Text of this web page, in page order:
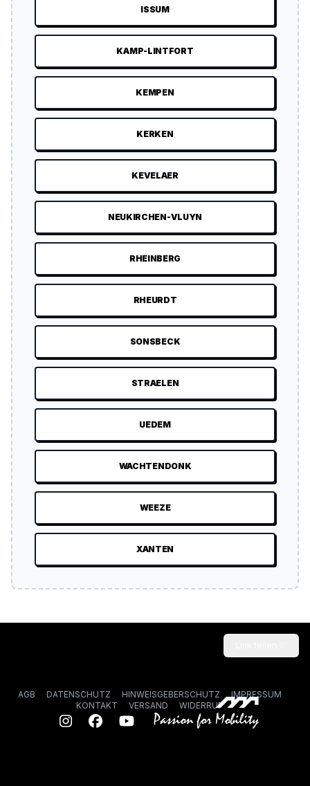
ISSUM
KAMP-LINTFORT
KEMPEN
KERKEN
KEVELAER
NEUKIRCHEN-VLUYN
RHEINBERG
RHEURDT
SONSBECK
STRAELEN
UEDEM
WACHTENDONK
WEEZE
XANTEN
AGB DATENSCHUTZ HINWEISGEBERSCHUTZ
IMPRESSUM
KONTAKT
VERSAND WIDERRUF